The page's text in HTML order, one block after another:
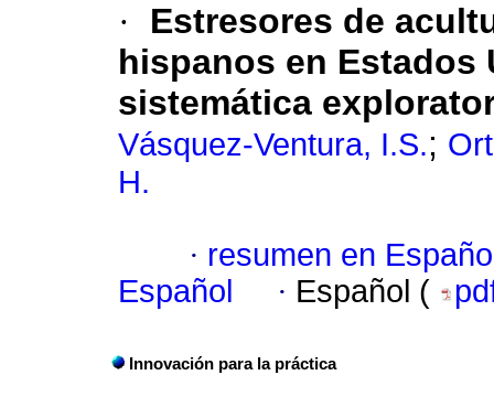
·
Estresores de
hispanos en Estados
sistemática
Vásquez-Ventura, I.S.;
H.
· resumen en
Español
· Español (
Innovación para la práctica